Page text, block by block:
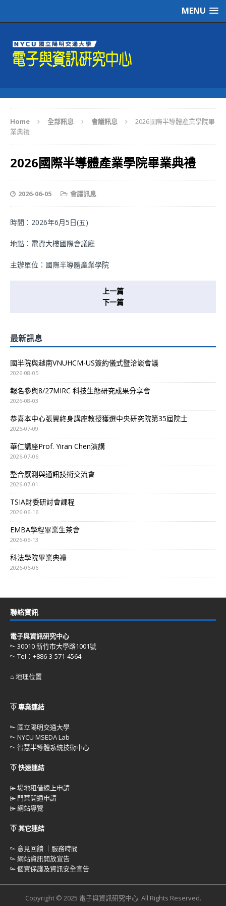
MENU
Home 全部訊息 會議訊息
2026國際半導體產業學院畢
業典禮
2026國際半導體產業學院畢業典禮
2026-06-05 會議訊息
時間：2026年6月5日(五)
地點：電資大樓國際會議廳
主辦單位：國際半導體產業學院
上一篇
下一篇
最新訊息
國半院與越南VNUHCM-US簽約儀式暨洽談會議
2026-08-05
報名參與8/27MIRC 科技生態研究成果分享會
2026-08-03
恭喜本中心張翼終身講座教授獲選中央研究院第35屆院士
2026-07-09
華仁講座Prof. Yiran Chen演講
2026-07-06
整合感測與通訊技術交流會
2026-07-01
TSIA財委研討會課程
2026-06-16
EMBA學程畢業生茶會
2026-06-13
科法學院畢業典禮
2026-06-06
聯絡資訊
電子與資訊研究中心
⌳ 30010 新竹市大學路1001號
⌳ Tel：+886-3-571-4564
⌂ 地理位置
⏁ 專業連結
⌳ 國立陽明交通大學
⌳NYCU MSEDA Lab
⌳智慧半導體系統技術中心
⏁ 快速連結
⌲場地租借線上申請
⌲ 門禁開通申請
⌲網站導覽
⏁ 其它連結
⌳ 意見回饋 ｜服務時間
⌳網站資訊開放宣告
⌳個資保護及資訊安全宣告
Copyright © 2025 電子與資訊研究中心. All Rights Reserved.